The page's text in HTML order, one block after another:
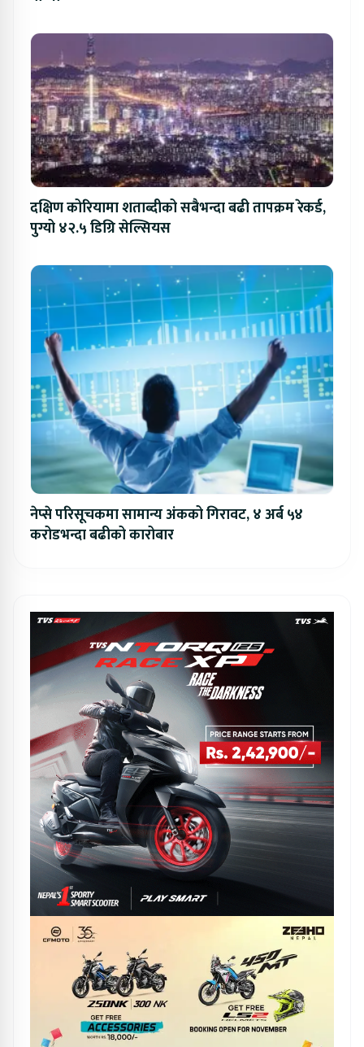
दक्षिण कोरियामा शताब्दीको सबैभन्दा बढी तापक्रम रेकर्ड,
पुग्यो ४२.५ डिग्रि सेल्सियस
नेप्से परिसूचकमा सामान्य अंकको गिरावट, ४ अर्ब ५४
करोडभन्दा बढीको कारोबार